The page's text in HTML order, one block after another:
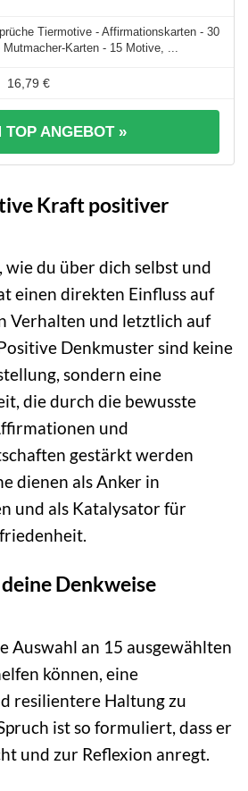
Tiermotive - Affirmationskarten - 30
Karten - 15 Motive, ...
16,79 €
TOP ANGEBOT »
Kraft positiver
wie du über dich selbst und
einen direkten Einfluss auf
Verhalten und letztlich auf
Denkmuster sind keine
sondern eine
die durch die bewusste
und
gestärkt werden
dienen als Anker in
und als Katalysator für
Denkweise
Auswahl an 15 ausgewählten
können, eine
resilientere Haltung zu
ist so formuliert, dass er
und zur Reflexion anregt.